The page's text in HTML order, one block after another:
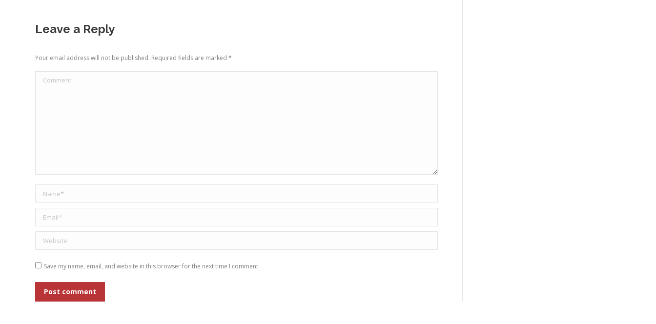
Leave a Reply
Your email address will not be published. Required fields are marked *
Comment
Name *
Email *
Website
Save my name, email, and website in this browser for the next time I comment.
Post comment